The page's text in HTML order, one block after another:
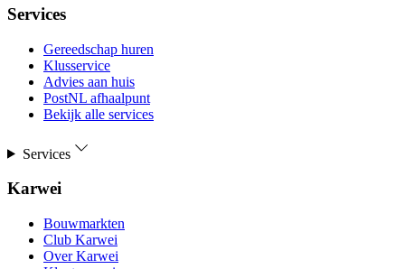
Services
Gereedschap huren
Klusservice
Advies aan huis
PostNL afhaalpunt
Bekijk alle services
Services
Karwei
Bouwmarkten
Club Karwei
Over Karwei